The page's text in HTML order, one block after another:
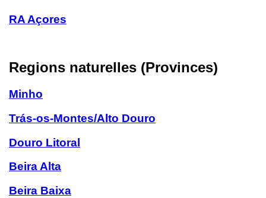
RA Açores
Regions naturelles (Provinces)
Minho
Trás-os-Montes/Alto Douro
Douro Litoral
Beira Alta
Beira Baixa